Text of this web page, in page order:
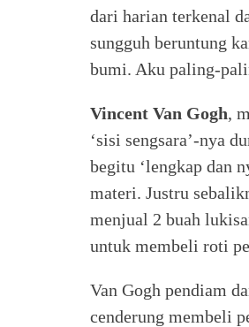
dari harian terkenal
sungguh beruntung
bumi. Aku paling-
Vincent Van Gogh,
‘sisi sengsara’-nya
begitu ‘lengkap dan
materi. Justru
menjual 2 buah
untuk membeli roti
Van Gogh pendiam
cenderung membeli